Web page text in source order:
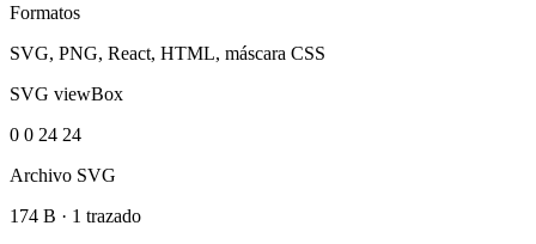
Formatos
SVG, PNG, React, HTML, máscara CSS
SVG viewBox
0 0 24 24
Archivo SVG
174 B · 1 trazado